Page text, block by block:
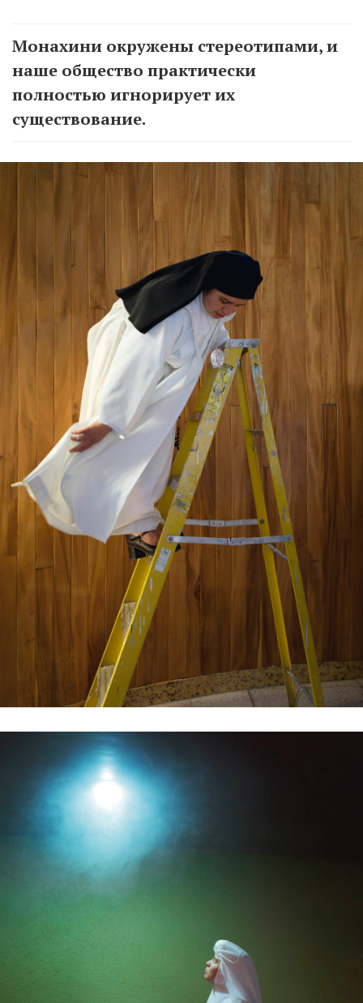
Монахини окружены стереотипами, и
наше общество практически
полностью игнорирует их
существование.